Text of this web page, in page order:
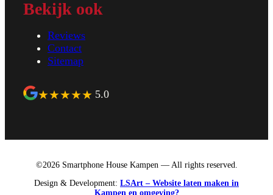
Bekijk ook
Reviews
Contact
Sitemap
★★★★★ 5.0
©2026 Smartphone House Kampen — All rights reserved.
Design & Development: LSArt – Website laten maken in
Kampen en omgeving?